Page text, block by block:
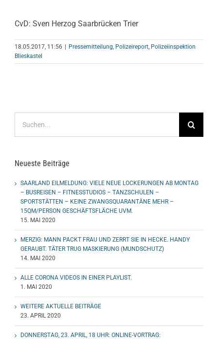
CvD: Sven Herzog Saarbrücken Trier
18.05.2017, 11:56 Pressemitteilung, Polizeireport, Polizeiinspektion
Blieskastel
nach:
Neueste Beiträge
SAARLAND EILMELDUNG: VIELE NEUE LOCKERUNGEN AB MONTAG
– BUSREISEN – FITNESSTUDIOS – TANZSCHULEN –
SPORTSTÄTTEN – KEINE ZWANGSQUARANTÄNE MEHR –
15QM/PERSON GESCHÄFTSFLÄCHE UVM.
15. MAI 2020
MERZIG: MANN PACKT FRAU UND ZERRT SIE IN HECKE. HANDY
GERAUBT. TÄTER TRUG MASKIERUNG (MUNDSCHUTZ)
14. MAI 2020
ALLE CORONA VIDEOS IN EINER PLAYLIST.
1. MAI 2020
WEITERE AKTUELLE BEITRÄGE
23. APRIL 2020
DONNERSTAG, 23. APRIL, 18 UHR: ONLINE-VORTRAG: